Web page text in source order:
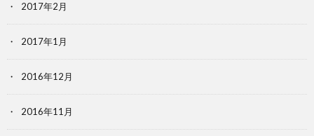
2017年2月
2017年1月
2016年12月
2016年11月